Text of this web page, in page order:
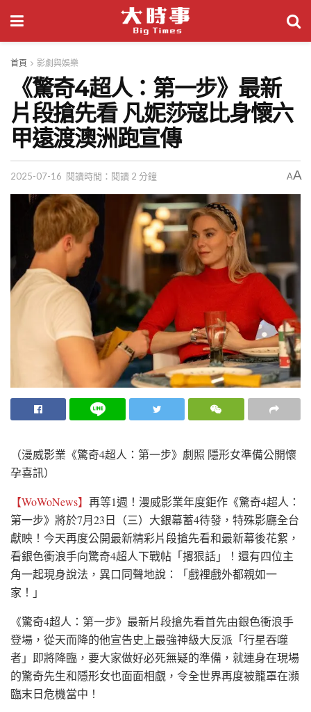
首頁 影劇與娛樂
《驚奇4超人：第一步》最新
片段搶先看 凡妮莎寇比身懷六
甲遠渡澳洲跑宣傳
2025-07-16 閱讀時間：閱讀 2 分鐘 AA
（漫威影業《驚奇4超人：第一步》劇照 隱形女準備公開懷
孕喜訊）
【WoWoNews】 再等1週！漫威影業年度鉅作《驚奇4超人：
第一步》將於7月23日（三）大銀幕蓄4待發，特殊影廳全台
獻映！今天再度公開最新精彩片段搶先看和最新幕後花絮，
看銀色衝浪手向驚奇4超人下戰帖「撂狠話」！還有四位主
角一起現身說法，異口同聲地說：「戲裡戲外都親如一
家！」
《驚奇4超人：第一步》最新片段搶先看首先由銀色衝浪手
登場，從天而降的他宣告史上最強神級大反派「行星吞噬
者」即將降臨，要大家做好必死無疑的準備，就連身在現場
的驚奇先生和隱形女也面面相覷，令全世界再度被籠罩在瀕
臨末日危機當中！